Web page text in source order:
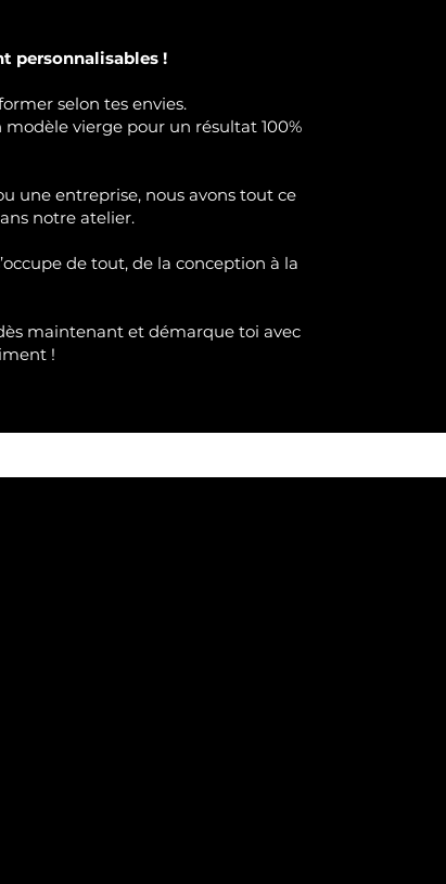
personnalisables !
selon tes envies.
vierge pour un résultat 100%
une entreprise, nous avons tout ce
notre atelier.
de tout, de la conception à la
maintenant et démarque toi avec
t !